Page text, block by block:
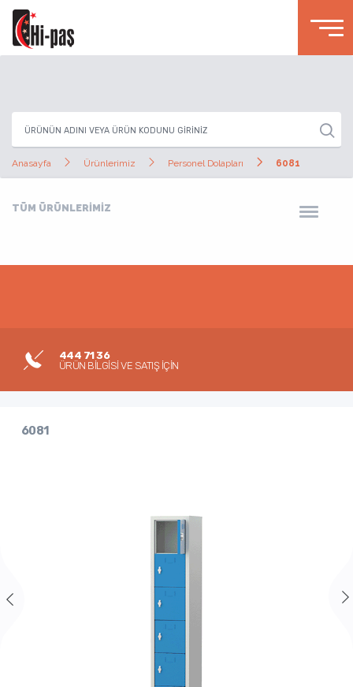
Anasayfa Ürünlerimiz Personel Dolapları 6081
TÜM ÜRÜNLERİMİZ
444 71 36
ÜRÜN BİLGİSİ VE SATIŞ İÇİN
6081